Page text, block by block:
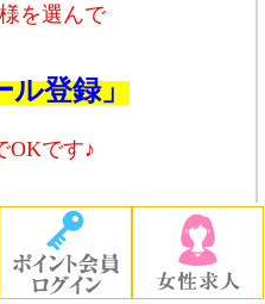
を選んで
ル登録」
OKです♪
の奥様とが
になって、